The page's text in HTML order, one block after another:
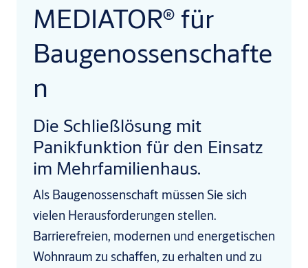
MEDIATOR® für
Baugenossenschafte
n
Die Schließlösung mit
Panikfunktion für den Einsatz
im Mehrfamilienhaus.
Als Baugenossenschaft müssen Sie sich
vielen Herausforderungen stellen.
Barrierefreien, modernen und energetischen
Wohnraum zu schaffen, zu erhalten und zu